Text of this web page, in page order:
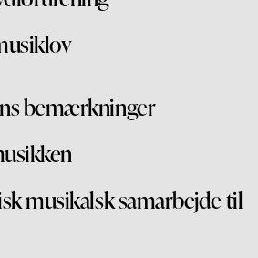
bemærkninger
musikalsk samarbejde til